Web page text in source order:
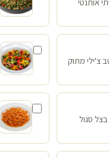
צ'ילי מתוק
סגול